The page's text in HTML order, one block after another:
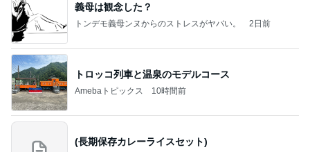
義母は観念した？
トンデモ義母ンヌからのストレスがヤバい。 2日前
トロッコ列車と温泉のモデルコース
Amebaトピックス 10時間前
(長期保存カレーライスセット)